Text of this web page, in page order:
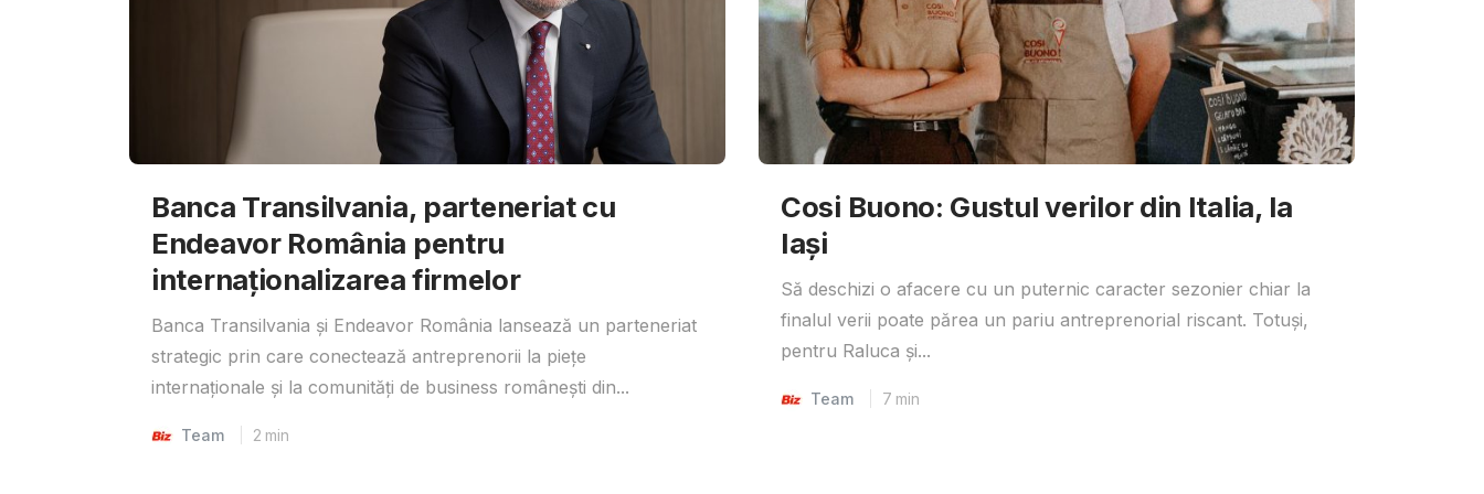
Banca Transilvania, parteneriat cu
Endeavor România pentru
internaționalizarea firmelor
Banca Transilvania și Endeavor România lansează un parteneriat
strategic prin care conectează antreprenorii la piețe
internaționale și la comunități de business românești din...
Team 2 min
Cosi Buono: Gustul verilor din Italia, la
Iași
Să deschizi o afacere cu un puternic caracter sezonier chiar la
finalul verii poate părea un pariu antreprenorial riscant. Totuși,
pentru Raluca și...
Team 7 min